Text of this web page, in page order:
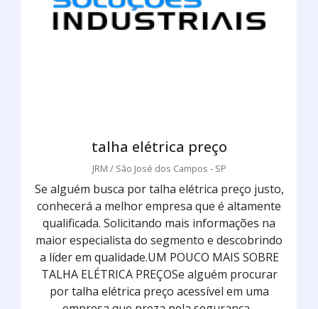
talha elétrica preço
JRM / São José dos Campos - SP
Se alguém busca por talha elétrica preço justo,
conhecerá a melhor empresa que é altamente
qualificada. Solicitando mais informações na
maior especialista do segmento e descobrindo
a líder em qualidade.UM POUCO MAIS SOBRE
TALHA ELÉTRICA PREÇOSe alguém procurar
por talha elétrica preço acessível em uma